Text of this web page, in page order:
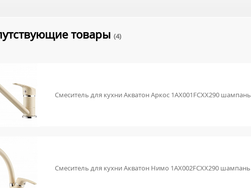
товары (4)
Смеситель для кухни Акватон Аркос 1AX001FCXX290 шампань
Смеситель для кухни Акватон Нимо 1AX002FCXX290 шампань